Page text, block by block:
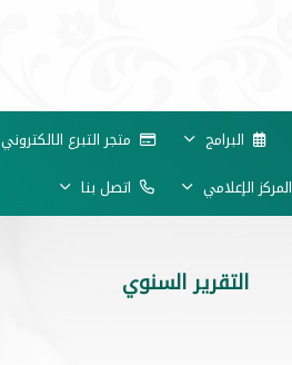
البرامج متجر التبرع الالكتروني
المركز الإعلامي
اتصل بنا
التقرير السنوي